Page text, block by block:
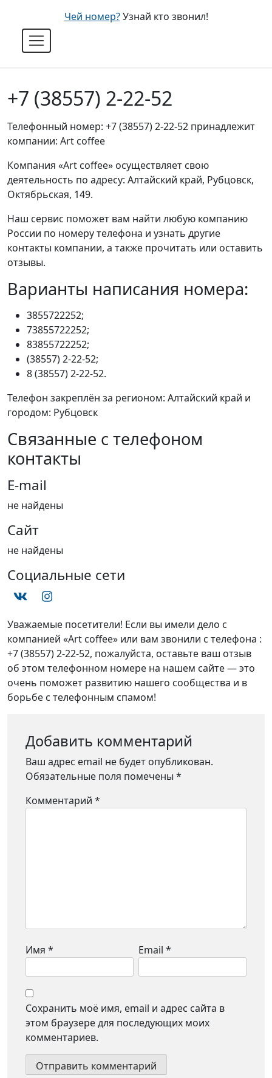
Чей номер? Узнай кто звонил!
+7 (38557) 2-22-52
Телефонный номер: +7 (38557) 2-22-52 принадлежит
компании: Art coffee
Компания «Art coffee» осуществляет свою
деятельность по адресу: Алтайский край, Рубцовск,
Октябрьская, 149.
Наш сервис поможет вам найти любую компанию
России по номеру телефона и узнать другие
контакты компании, а также прочитать или оставить
отзывы.
Варианты написания номера:
3855722252;
73855722252;
83855722252;
(38557) 2-22-52;
8 (38557) 2-22-52.
Телефон закреплён за регионом: Алтайский край и
городом: Рубцовск
Связанные с телефоном
контакты
E-mail
не найдены
Сайт
не найдены
Социальные сети
Уважаемые посетители! Если вы имели дело с
компанией «Art coffee» или вам звонили с телефона :
+7 (38557) 2-22-52, пожалуйста, оставьте ваш отзыв
об этом телефонном номере на нашем сайте — это
очень поможет развитию нашего сообщества и в
борьбе с телефонным спамом!
Добавить комментарий
Ваш адрес email не будет опубликован.
Обязательные поля помечены *
Комментарий *
Имя * Email *
Сохранить моё имя, email и адрес сайта в
этом браузере для последующих моих
комментариев.